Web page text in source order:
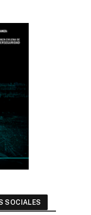
SOCIALES